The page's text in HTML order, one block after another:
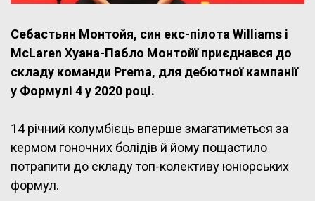
Себастьян Монтойя, син екс-пілота Williams і
McLaren Хуана-Пабло Монтойї приєднався до
складу команди Prema, для дебютної кампанії
у Формулі 4 у 2020 році.
14 річний колумбієць вперше змагатиметься за
кермом гоночних болідів й йому пощастило
потрапити до складу топ-колективу юніорських
формул.